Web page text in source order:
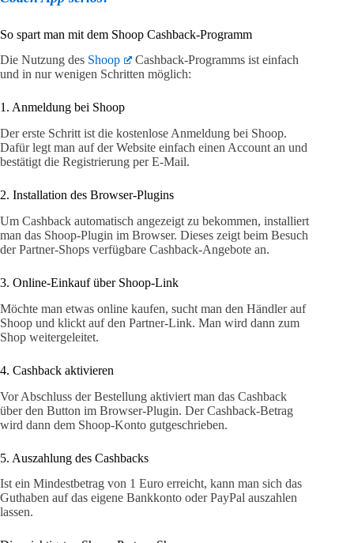
So spart man mit dem Shoop Cashback-Programm
Die Nutzung des Shoop
Cashback-Programms ist einfach
und in nur wenigen Schritten möglich:
1. Anmeldung bei Shoop
Der erste Schritt ist die kostenlose Anmeldung bei Shoop.
Dafür legt man auf der Website einfach einen Account an und
bestätigt die Registrierung per E-Mail.
2. Installation des Browser-Plugins
Um Cashback automatisch angezeigt zu bekommen, installiert
man das Shoop-Plugin im Browser. Dieses zeigt beim Besuch
der Partner-Shops verfügbare Cashback-Angebote an.
3. Online-Einkauf über Shoop-Link
Möchte man etwas online kaufen, sucht man den Händler auf
Shoop und klickt auf den Partner-Link. Man wird dann zum
Shop weitergeleitet.
4. Cashback aktivieren
Vor Abschluss der Bestellung aktiviert man das Cashback
über den Button im Browser-Plugin. Der Cashback-Betrag
wird dann dem Shoop-Konto gutgeschrieben.
5. Auszahlung des Cashbacks
Ist ein Mindestbetrag von 1 Euro erreicht, kann man sich das
Guthaben auf das eigene Bankkonto oder PayPal auszahlen
lassen.